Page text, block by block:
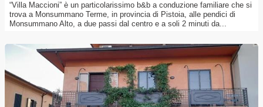
“Villa Maccioni” è un particolarissimo b&b a conduzione familiare che si
trova a Monsummano Terme, in provincia di Pistoia, alle pendici di
Monsummano Alto, a due passi dal centro e a soli 2 minuti da...